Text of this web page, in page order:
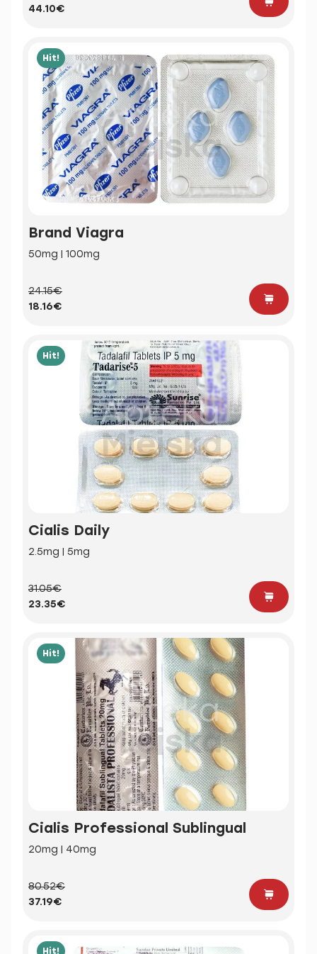
44.10€
Hit!
Brand Viagra
50mg | 100mg
24.15€
18.16€
Hit!
Cialis Daily
2.5mg | 5mg
31.05€
23.35€
Hit!
Cialis Professional Sublingual
20mg | 40mg
80.52€
37.19€
Hit!